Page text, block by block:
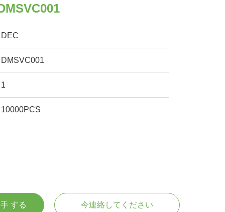
DEC
DMSVC001
1
10000PCS
する 今連絡してください